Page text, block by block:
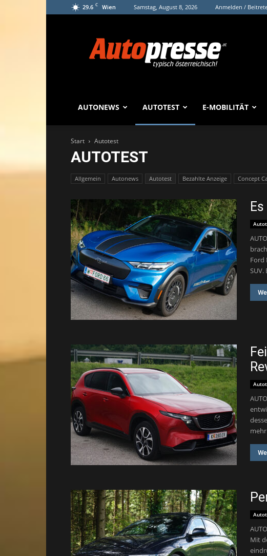
29.6 C Wien Samstag, August 8, 2026 Anmelden /
AUTONEWS AUTOTEST E-MOBILITÄT
Start Autotest
AUTOTEST
Allgemein Autonews Autotest Bezahlte Anzeige Concept
Ford
Mit